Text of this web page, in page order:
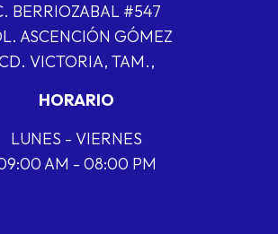
BERRIOZABAL #547
ASCENCIÓN GÓMEZ
VICTORIA, TAM.,
HORARIO
LUNES - VIERNES
AM - 08:00 PM